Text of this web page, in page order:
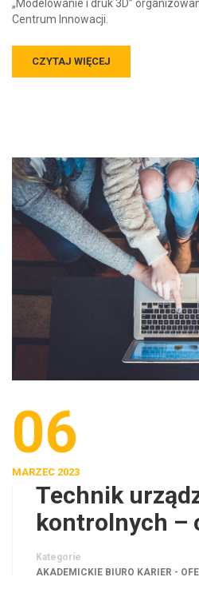
„Modelowanie i druk 3D”
Centrum Innowacji.
CZYTAJ WIĘCEJ
06
MARZEC 2023
Technik
kontrolnych –
Kategorie
AKADEMICKIE BIURO KARIER -